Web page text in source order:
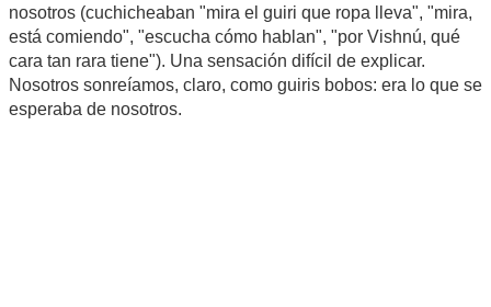
nosotros (cuchicheaban "mira el guiri que ropa lleva", "mira,
está comiendo", "escucha cómo hablan", "por Vishnú, qué
cara tan rara tiene"). Una sensación difícil de explicar.
Nosotros sonreíamos, claro, como guiris bobos: era lo que se
esperaba de nosotros.